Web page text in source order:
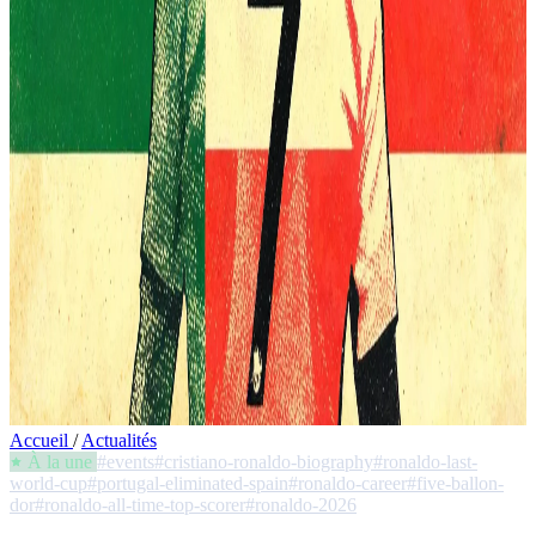
Accueil / Actualités
À la une #events#cristiano-ronaldo-biography#ronaldo-last-
world-cup#portugal-eliminated-spain#ronaldo-career#five-ballon-
dor#ronaldo-all-time-top-scorer#ronaldo-2026